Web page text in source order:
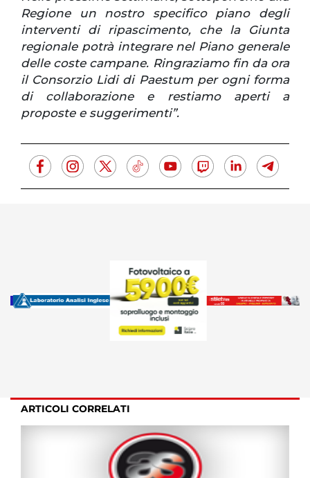
Regione un nostro specifico piano degli
interventi di ripascimento, che la Giunta
regionale potrà integrare nel Piano generale
delle coste campane. Ringraziamo fin da ora
il Consorzio Lidi di Paestum per ogni forma
di collaborazione e restiamo aperti a
proposte e suggerimenti”.
ARTICOLI CORRELATI